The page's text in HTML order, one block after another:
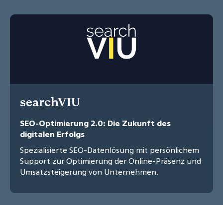
searchVIU
SEO-Optimierung 2.0: Die Zukunft des
digitalen Erfolgs
Spezialisierte SEO-Datenlösung mit persönlichem
Support zur Optimierung der Online-Präsenz und
Umsatzsteigerung von Unternehmen.